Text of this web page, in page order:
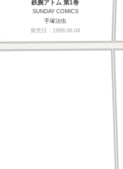
鉄腕アトム 第1巻
SUNDAY COMICS
手塚治虫
発売日：1999.06.04